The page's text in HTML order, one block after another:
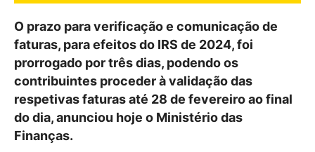
O prazo para verificação e comunicação de
faturas, para efeitos do IRS de 2024, foi
prorrogado por três dias, podendo os
contribuintes proceder à validação das
respetivas faturas até 28 de fevereiro ao final
do dia, anunciou hoje o Ministério das
Finanças.